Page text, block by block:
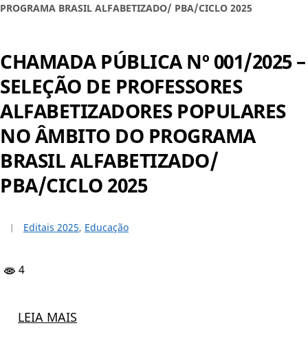
PROGRAMA BRASIL ALFABETIZADO/ PBA/CICLO 2025
CHAMADA PÚBLICA Nº 001/2025 –
SELEÇÃO DE PROFESSORES
ALFABETIZADORES POPULARES
NO ÂMBITO DO PROGRAMA
BRASIL ALFABETIZADO/
PBA/CICLO 2025
Editais 2025, Educação
4
LEIA MAIS